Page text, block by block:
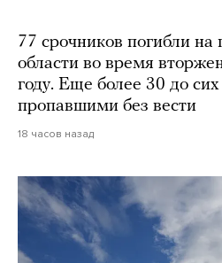
77 срочников погибли на
области во время
году. Еще более 30 до
пропавшими без вести
18 часов назад